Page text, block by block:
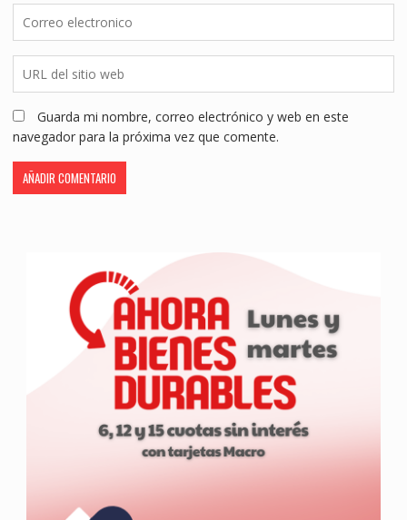
Guarda mi nombre, correo electrónico y web en este
navegador para la próxima vez que comente.